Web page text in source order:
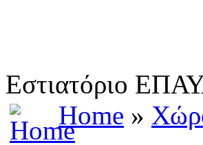
Εστιατόριο
Home »